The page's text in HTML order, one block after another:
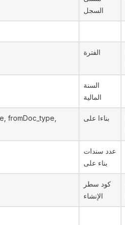
السجل
الفترة
السنة
المالية
fromDoc_type,
بناءا على
عدد سندات
بناء على
كود سطر
الإنشاء